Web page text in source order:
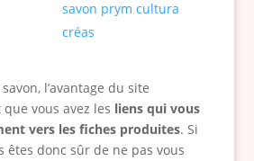
l’avantage du site
que vous avez les liens qui vous
vers les fiches produites. Si
êtes donc sûr de ne pas vous